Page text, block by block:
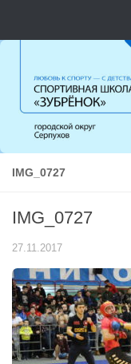
IMG_0727
IMG_0727
27.11.2017